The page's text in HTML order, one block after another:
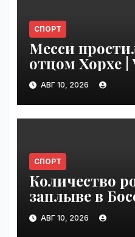
СПОРТ
Месси
отцом Хорхе |
АВГ 10, 2026
СПОРТ
Количество
заплыве в
погиб
упало |
АВГ 10, 2026